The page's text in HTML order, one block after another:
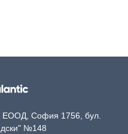
ЕООД, София 1756, бул.
№148